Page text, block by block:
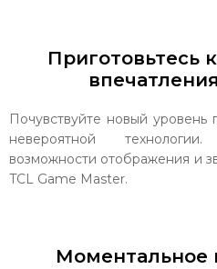
Приготовьтесь
Почувствуйте новый уровень
невероятной
возможности отображения и
TCL Game Master.
Моментальное